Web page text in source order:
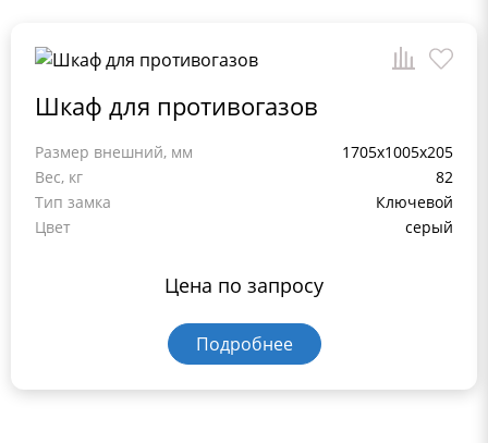
Шкаф для противогазов
Размер внешний, мм
1705х1005х205
Вес, кг
82
Тип замка
Ключевой
Цвет
серый
Цена по запросу
Подробнее